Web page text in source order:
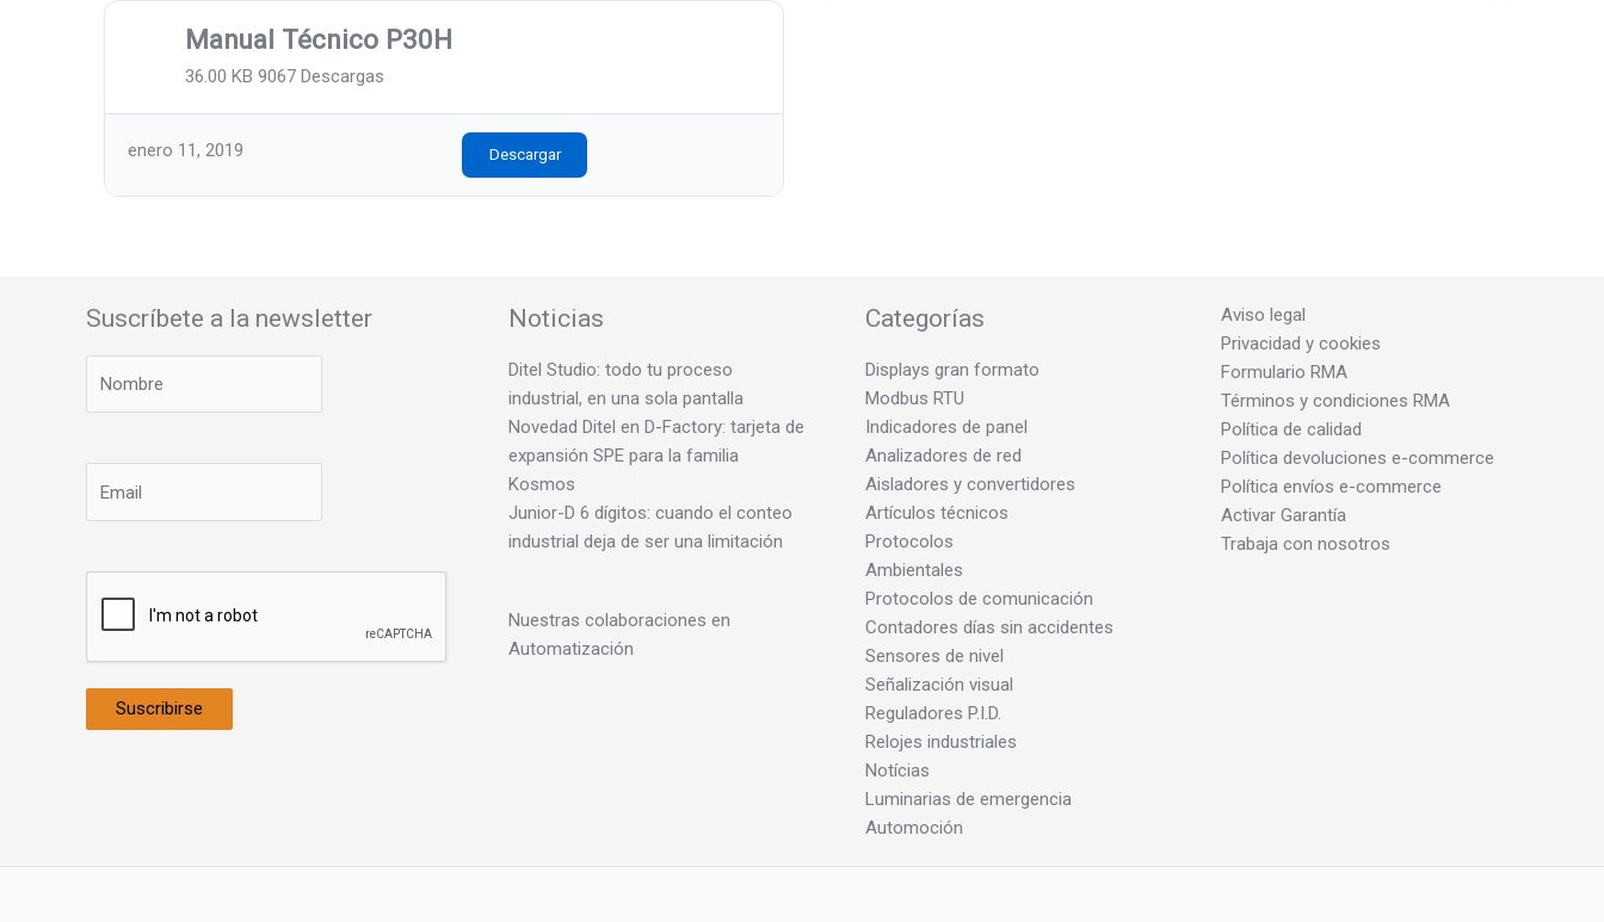
Manual Técnico P30H
36.00 KB 9067 Descargas
enero 11, 2019 Descargar
Suscríbete a la newsletter
Suscribirse
Noticias
Ditel Studio: todo tu proceso
industrial, en una sola pantalla
Novedad Ditel en D-Factory: tarjeta de
expansión SPE para la familia
Kosmos
Junior-D 6 dígitos: cuando el conteo
industrial deja de ser una limitación
Nuestras colaboraciones en
Automatización
Categorías
Displays gran formato
Modbus RTU
Indicadores de panel
Analizadores de red
Aisladores y convertidores
Artículos técnicos
Protocolos
Ambientales
Protocolos de comunicación
Contadores días sin accidentes
Sensores de nivel
Señalización visual
Reguladores P.I.D.
Relojes industriales
Notícias
Luminarias de emergencia
Automoción
Aviso legal
Privacidad y cookies
Formulario RMA
Términos y condiciones RMA
Política de calidad
Política devoluciones e-commerce
Política envíos e-commerce
Activar Garantía
Trabaja con nosotros